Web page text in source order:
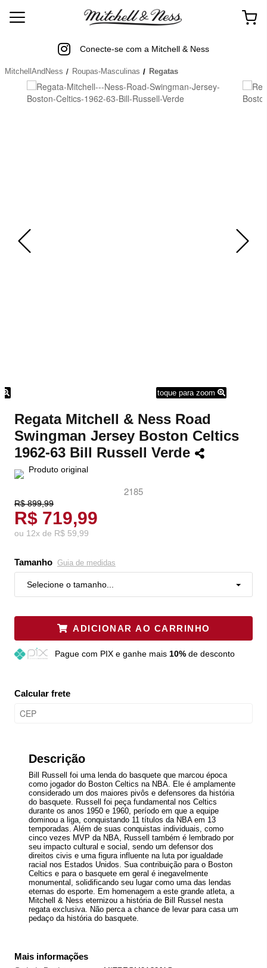
Conecte-se com a Mitchell & Ness
MitchellAndNess Roupas-Masculinas Regatas
toque para zoom
Regata Mitchell & Ness Road
Swingman Jersey Boston Celtics
1962-63 Bill Russell Verde
Produto original
2185
R$ 899,99
R$ 719,99
ou 12x de R$ 59,99
Tamanho Guia de medidas
Selecione o tamanho...
ADICIONAR AO CARRINHO
Pague com PIX e ganhe mais 10%de desconto
Calcular frete
Descrição
Bill Russell foi uma lenda do basquete que marcou época
como jogador do Boston Celtics na NBA. Ele é amplamente
considerado um dos maiores pivôs e defensores da história
do basquete. Russell foi peça fundamental nos Celtics
durante os anos 1950 e 1960, período em que a equipe
dominou a liga, conquistando 11 títulos da NBA em 13
temporadas. Além de suas conquistas individuais, como
cinco vezes MVP da NBA, Russell também é lembrado por
seu impacto cultural e social, sendo um defensor dos
direitos civis e uma figura influente na luta por igualdade
racial nos Estados Unidos. Sua contribuição para o Boston
Celtics e para o basquete em geral é inegavelmente
monumental, solidificando seu lugar como uma das lendas
eternas do esporte. Em homenagem a este grande atleta, a
Mitchell & Ness eternizou a história de Bill Russel nesta
regata exclusiva. Não perca a chance de levar para casa um
pedaço da história do basquete.
Mais informações